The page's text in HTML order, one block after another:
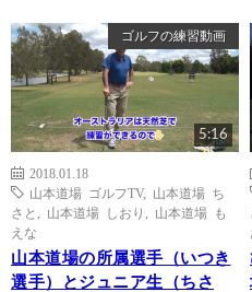
ゴルフの練習動画
5:16
2018.01.18
山本道場 ゴルフTV, 山本道場 ち
さと
山本道場 しおり
山本道場 も
えな
山本道場の所属選手（いつき
選手）とジュニア生（ちさ